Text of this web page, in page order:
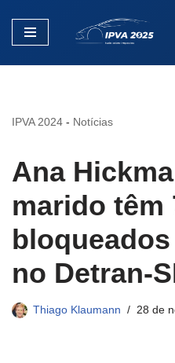
Pular
IPVA 2024 - Notícias
Ana
marido têm
no Detran-
Thiago Klaumann 28 de